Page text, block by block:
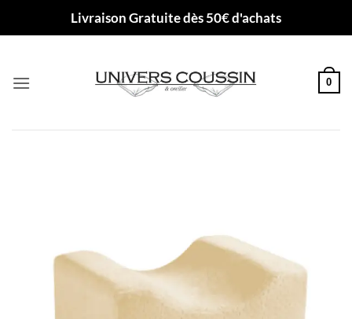
Livraison Gratuite dès 50€ d'achats
0